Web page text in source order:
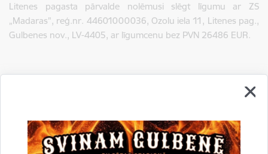
Litenes pagasta pārvalde nolēmusi slēgt līgumu ar ZS
„Madaras", reģ.nr. 44601000036, Ozolu iela 11, Litenes pag.,
Gulbenes nov., LV-4405, ar līgumcenu bez PVN 26486 EUR.
Dalīties